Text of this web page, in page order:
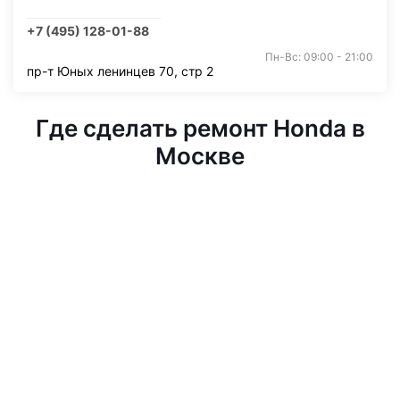
+7 (495) 128-01-88
Пн-Вс: 09:00 - 21:00
пр-т Юных ленинцев 70, стр 2
Где сделать ремонт Honda в
Москве